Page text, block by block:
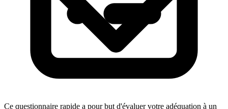
Ce questionnaire rapide a pour but d'évaluer votre adéquation à un